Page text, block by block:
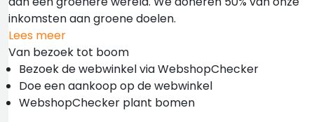
inkomsten aan groene doelen.
Lees meer
Van bezoek tot boom
Bezoek de webwinkel via WebshopChecker
Doe een aankoop op de webwinkel
WebshopChecker plant bomen